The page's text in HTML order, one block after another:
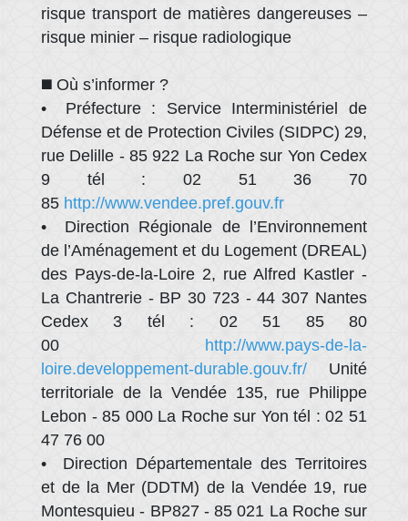
risque transport de matières dangereuses –
risque minier – risque radiologique
◼️ Où s’informer ?
• Préfecture : Service Interministériel de
Défense et de Protection Civiles (SIDPC) 29,
rue Delille - 85 922 La Roche sur Yon Cedex
9 tél : 02 51 36 70
85 http://www.vendee.pref.gouv.fr
• Direction Régionale de l’Environnement
de l’Aménagement et du Logement (DREAL)
des Pays-de-la-Loire 2, rue Alfred Kastler -
La Chantrerie - BP 30 723 - 44 307 Nantes
Cedex 3 tél : 02 51 85 80
00 http://www.pays-de-la-
loire.developpement-durable.gouv.fr/ Unité
territoriale de la Vendée 135, rue Philippe
Lebon - 85 000 La Roche sur Yon tél : 02 51
47 76 00
• Direction Départementale des Territoires
et de la Mer (DDTM) de la Vendée 19, rue
Montesquieu - BP827 - 85 021 La Roche sur